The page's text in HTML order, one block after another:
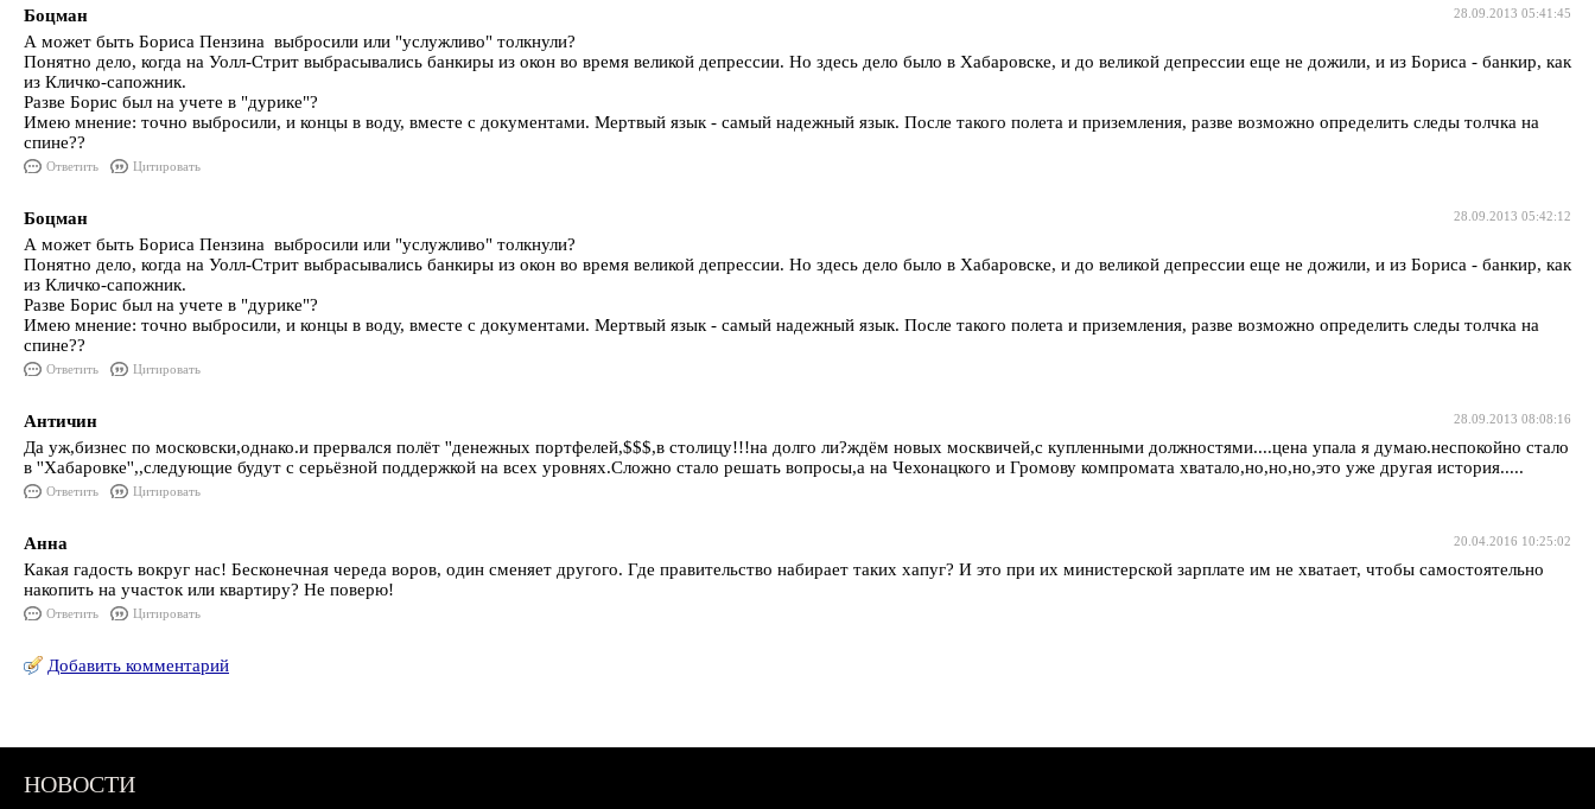
28.09.2013 05:41:45
Боцман
А может быть Бориса Пензина выбросили или "услужливо" толкнули?
Понятно дело, когда на Уолл-Стрит выбрасывались банкиры из окон во время великой депрессии. Но здесь дело было в Хабаровске, и до великой депрессии еще не дожили, и из Бориса - банкир, как
из Кличко-сапожник.
Разве Борис был на учете в "дурике"?
Имею мнение: точно выбросили, и концы в воду, вместе с документами. Мертвый язык - самый надежный язык. После такого полета и приземления, разве возможно определить следы толчка на
спине??
Ответить Цитировать
28.09.2013 05:42:12
Боцман
А может быть Бориса Пензина выбросили или "услужливо" толкнули?
Понятно дело, когда на Уолл-Стрит выбрасывались банкиры из окон во время великой депрессии. Но здесь дело было в Хабаровске, и до великой депрессии еще не дожили, и из Бориса - банкир, как
из Кличко-сапожник.
Разве Борис был на учете в "дурике"?
Имею мнение: точно выбросили, и концы в воду, вместе с документами. Мертвый язык - самый надежный язык. После такого полета и приземления, разве возможно определить следы толчка на
спине??
Ответить Цитировать
28.09.2013 08:08:16
Античин
Да уж,бизнес по московски,однако.и прервался полёт ''денежных портфелей,$$$,в столицу!!!на долго ли?ждём новых москвичей,с купленными должностями....цена упала я думаю.неспокойно стало
в ''Хабаровке'',,следующие будут с серьёзной поддержкой на всех уровнях.Сложно стало решать вопросы,а на Чехонацкого и Громову компромата хватало,но,но,но,это уже другая история.....
Ответить Цитировать
20.04.2016 10:25:02
Анна
Какая гадость вокруг нас! Бесконечная череда воров, один сменяет другого. Где правительство набирает таких хапуг? И это при их министерской зарплате им не хватает, чтобы самостоятельно
накопить на участок или квартиру? Не поверю!
Ответить Цитировать
Добавить комментарий
НОВОСТИ